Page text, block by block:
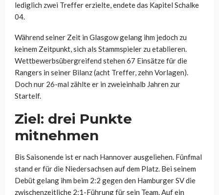
lediglich zwei Treffer erzielte, endete das Kapitel Schalke
04.
Während seiner Zeit in Glasgow gelang ihm jedoch zu
keinem Zeitpunkt, sich als Stammspieler zu etablieren.
Wettbewerbsübergreifend stehen 67 Einsätze für die
Rangers in seiner Bilanz (acht Treffer, zehn Vorlagen).
Doch nur 26-mal zählte er in zweieinhalb Jahren zur
Startelf.
Ziel: drei Punkte
mitnehmen
Bis Saisonende ist er nach Hannover ausgeliehen. Fünfmal
stand er für die Niedersachsen auf dem Platz. Bei seinem
Debüt gelang ihm beim 2:2 gegen den Hamburger SV die
zwischenzeitliche 2:1-Führung für sein Team. Auf ein